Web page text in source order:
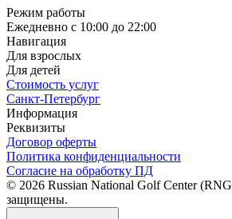
Режим работы
Ежедневно с 10:00 до 22:00
Навигация
Для взрослых
Для детей
Стоимость услуг
Санкт-Петербург
Информация
Реквизиты
Договор оферты
Политика конфиденциальности
Согласие на обработку ПД
© 2026 Russian National Golf Center
защищены.